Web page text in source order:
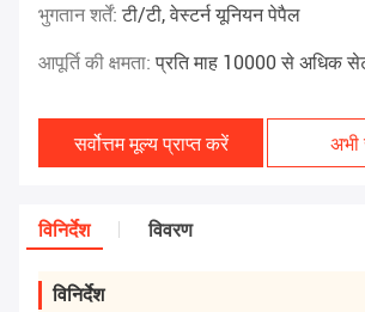
भुगतान शर्तें:टी/टी, वेस्टर्न यूनियन पेपैल
आपूर्ति की क्षमता:प्रति माह 10000 से अधिक
सर्वोत्तम मूल्य प्राप्त करें
विनिर्देश विवरण
विनिर्देश